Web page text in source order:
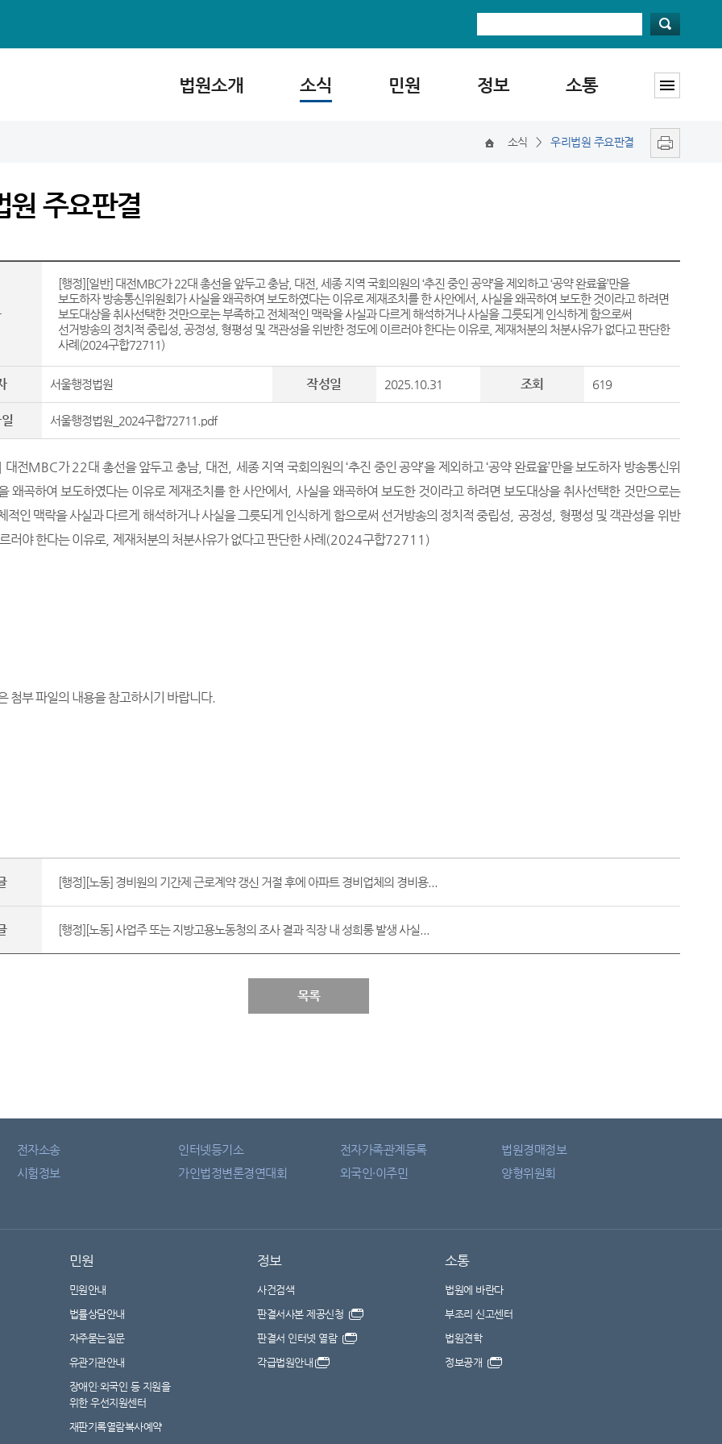
법원소개 소식 민원 정보 소통
소식 > 우리법원 주요판결
원 주요판결
[행정][일반] 대전MBC가 22대 총선을 앞두고 충남, 대전, 세종 지역 국회의원의 ‘추진 중인 공약’을 제외하고 ‘공약 완료율’만을
보도하자 방송통신위원회가 사실을 왜곡하여 보도하였다는 이유로 제재조치를 한 사안에서, 사실을 왜곡하여 보도한 것이라고 하려면
보도대상을 취사선택한 것만으로는 부족하고 전체적인 맥락을 사실과 다르게 해석하거나 사실을 그릇되게 인식하게 함으로써
선거방송의 정치적 중립성, 공정성, 형평성 및 객관성을 위반한 정도에 이르러야 한다는 이유로, 제재처분의 처분사유가 없다고 판단한
사례(2024구합72711)
서울행정법원 작성일 2025.10.31 조회 619
서울행정법원_2024구합72711.pdf
대전MBC가22대 총선을 앞두고 충남, 대전 세종 지역 국회의원의‘추진 중인 공약’을 제외하고‘공약 완료율’만을 보도하자 방송통신위
왜곡하여 보도하였다는 이유로 제재조치를 한 사안에서
사실을 왜곡하여 보도한 것이라고 하려면 보도대상을 취사선택한 것만으로는
적인 맥락을 사실과 다르게 해석하거나 사실을 그릇되게 인식하게 함으로써 선거방송의 정치적 중립성 공정성 형평성 및 객관성을 위반
러야 한다는 이유로, 제재처분의 처분사유가 없다고 판단한 사례 (2024구합72711)
첨부 파일의 내용을 참고하시기 바랍니다.
[행정][노동] 경비원의 기간제 근로계약 갱신 거절 후에 아파트 경비업체의 경비용...
[행정][노동] 사업주 또는 지방고용노동청의 조사 결과 직장 내 성희롱 발생 사실...
목록
전자소송 인터넷등기소 전자가족관계등록
법원경매정보
시험정보 가인법정변론경연대회 외국인·이주민
양형위원회
민원
민원안내
법률상담안내
자주묻는질문
유관기관안내
장애인·외국인 등 지원을
위한 우선지원센터
재판기록열람복사예약
정보
사건검색
판결서사본 제공신청
판결서 인터넷 열람
각급법원안내
소통
법원에 바란다
부조리 신고센터
법원견학
정보공개